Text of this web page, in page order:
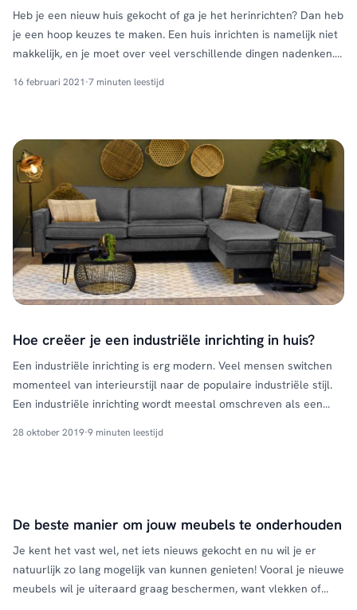
Heb je een nieuw huis gekocht of ga je het herinrichten? Dan heb
je een hoop keuzes te maken. Een huis inrichten is namelijk niet
makkelijk, en je moet over veel verschillende dingen nadenken.
creëren op basis van zes eenvoudige woontips: Tip 1: Kies jouw
16 februari 2021·7 minuten leestijd
Hoe creëer je een industriële inrichting in huis?
Een industriële inrichting is erg modern. Veel mensen switchen
momenteel van interieurstijl naar de populaire industriële stijl.
Een industriële inrichting wordt meestal omschreven als een
inrichten in deze stijl, maar je weet niet zo goed hoe je dit moet
28 oktober 2019·9 minuten leestijd
De beste manier om jouw meubels te onderhouden
Je kent het vast wel, net iets nieuws gekocht en nu wil je er
natuurlijk zo lang mogelijk van kunnen genieten! Vooral je nieuwe
meubels wil je uiteraard graag beschermen, want vlekken of